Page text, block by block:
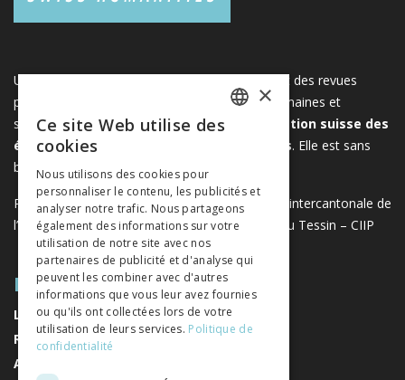
Une plateforme unique regroupant des livres et des revues
publiés par les éditeurs suisses de sciences humaines et
sociales. Libreo.ch est la propriété de l'
Association suisse des
éditeurs de sciences sociales et humaines. Elle est sans
but lucratif.www.editeurssuisses.ch
Projet réalisé avec le soutien de la Conférence intercantonale de
l’instruction publique de la Suisse romande et du Tessin – CIIP
PLAN DU SITE
LIVRES
REVUES
AUTEURS
ITALIAN
×
Ce site Web utilise des
cookies
Nous utilisons des cookies pour
personnaliser le contenu, les publicités et
analyser notre trafic. Nous partageons
également des informations sur votre
utilisation de notre site avec nos
partenaires de publicité et d'analyse qui
peuvent les combiner avec d'autres
informations que vous leur avez fournies
ou qu'ils ont collectées lors de votre
utilisation de leurs services. Politique de
confidentialité